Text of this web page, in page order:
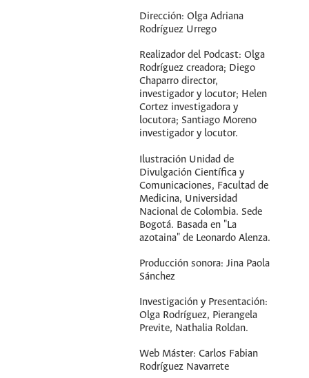
Dirección: Olga Adriana
Rodríguez Urrego
Realizador del Podcast: Olga
Rodríguez creadora; Diego
Chaparro director,
investigador y locutor; Helen
Cortez investigadora y
locutora; Santiago Moreno
investigador y locutor.
Ilustración Unidad de
Divulgación Científica y
Comunicaciones, Facultad de
Medicina, Universidad
Nacional de Colombia. Sede
Bogotá. Basada en "La
azotaina" de Leonardo Alenza.
Producción sonora: Jina Paola
Sánchez
Investigación y Presentación:
Olga Rodríguez, Pierangela
Previte, Nathalia Roldan.
Web Máster: Carlos Fabian
Rodríguez Navarrete